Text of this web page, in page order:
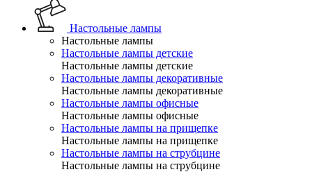
Настольные лампы
Настольные лампы
Настольные лампы детские
Настольные лампы детские
Настольные лампы декоративные
Настольные лампы декоративные
Настольные лампы офисные
Настольные лампы офисные
Настольные лампы на прищепке
Настольные лампы на прищепке
Настольные лампы на струбцине
Настольные лампы на струбцине